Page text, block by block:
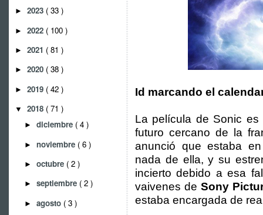
► 2023 ( 33 )
► 2022 ( 100 )
► 2021 ( 81 )
► 2020 ( 38 )
► 2019 ( 42 )
▼ 2018 ( 71 )
► diciembre ( 4 )
► noviembre ( 6 )
► octubre ( 2 )
► septiembre ( 2 )
► agosto ( 3 )
Id marcando el
La película de Sonic
futuro cercano de la
anunció que estaba
nada de ella, y su
incierto debido a esa
vaivenes deSony
estaba encargada de